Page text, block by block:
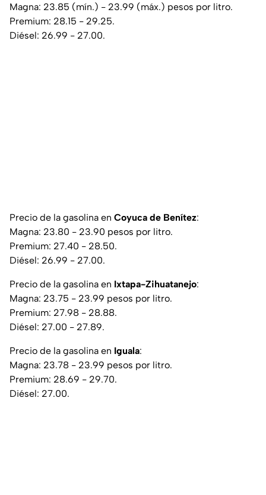
Magna: 23.85 (mín.) - 23.99 (máx.) pesos por litro.
Premium: 28.15 - 29.25.
Diésel: 26.99 - 27.00.
Precio de la gasolina en Coyuca de Benítez:
Magna: 23.80 - 23.90 pesos por litro.
Premium: 27.40 - 28.50.
Diésel: 26.99 - 27.00.
Precio de la gasolina en Ixtapa-Zihuatanejo:
Magna: 23.75 - 23.99 pesos por litro.
Premium: 27.98 - 28.88.
Diésel: 27.00 - 27.89.
Precio de la gasolina en Iguala:
Magna: 23.78 - 23.99 pesos por litro.
Premium: 28.69 - 29.70.
Diésel: 27.00.